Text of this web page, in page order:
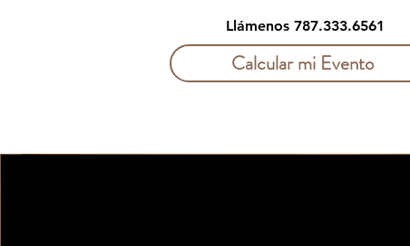
Llámenos 787.333.6561
Calcular mi Evento